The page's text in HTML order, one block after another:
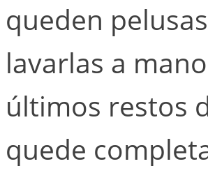
queden
lavarlas a
últimos restos
quede